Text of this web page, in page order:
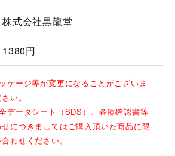
株式会社黒龍堂
1380円
ケージ等が変更になることがございま
い。
データシート（SDS）、各種確認書等
につきましてはご購入頂いた商品に限
わせください。